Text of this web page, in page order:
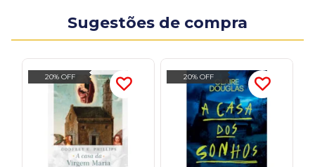
Sugestões de compra
20% OFF 20% OFF